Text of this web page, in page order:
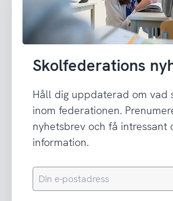
Skolfederations
Håll dig uppdaterad om vad
inom federationen.
nyhetsbrev och få intressant
information.
Din
e-